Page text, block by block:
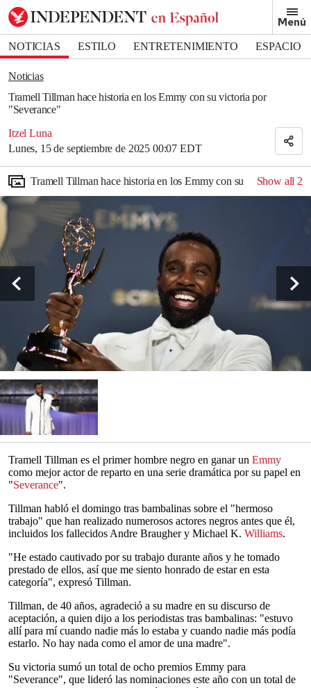
Menú
NOTICIAS ESTILO ENTRETENIMIENTO
ESPACIO
DEPORTES
Noticias
Tramell Tillman hace historia en los Emmy con su victoria por
"Severance"
Itzel Luna
Lunes, 15 de septiembre de 2025 00:07 EDT
Bookmark popover
Removed from bookmarks
Close popover
Tramell Tillman hace historia en los Emmy con su victoria por
Show all 2
Tramell Tillman es el primer hombre negro en ganar un Emmy
como mejor actor de reparto en una serie dramática por su papel en
"Severance".
Tillman habló el domingo tras bambalinas sobre el "hermoso
trabajo" que han realizado numerosos actores negros antes que él,
incluidos los fallecidos Andre Braugher y Michael K. Williams.
"He estado cautivado por su trabajo durante años y he tomado
prestado de ellos, así que me siento honrado de estar en esta
categoría", expresó Tillman.
Tillman, de 40 años, agradeció a su madre en su discurso de
aceptación, a quien dijo a los periodistas tras bambalinas: "estuvo
allí para mí cuando nadie más lo estaba y cuando nadie más podía
estarlo. No hay nada como el amor de una madre".
Su victoria sumó un total de ocho premios Emmy para
"Severance", que lideró las nominaciones este año con un total de